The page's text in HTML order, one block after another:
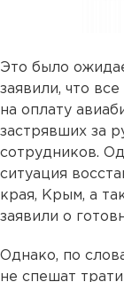
Это было
заявили, что
на оплату
застрявших за
сотрудников.
ситуация
края, Крым, а
заявили о
Однако, по
не спешат